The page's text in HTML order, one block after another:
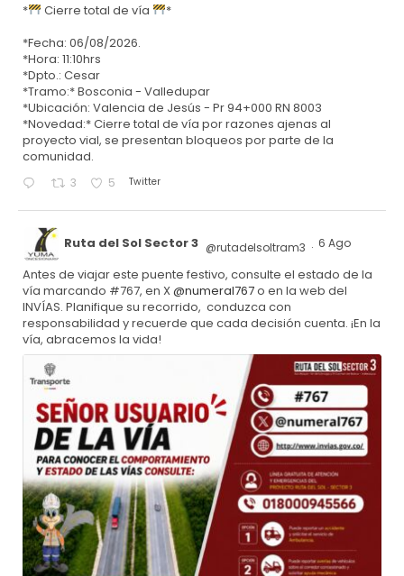
* Cierre total de vía
*
*Fecha: 06/08/2026.
*Hora: 11:10hrs
*Dpto.: Cesar
*Tramo:* Bosconia - Valledupar
*Ubicación: Valencia de Jesús - Pr 94+000 RN 8003
*Novedad:* Cierre total de vía por razones ajenas al
proyecto vial, se presentan bloqueos por parte de la
comunidad.
3 5 Twitter
Ruta del Sol Sector 3 @rutadelsoltram3 · 6 Ago
Antes de viajar este puente festivo, consulte el estado de la
vía marcando #767, en X@numeral767o en la web del
INVÍAS. Planifique su recorrido, conduzca con
responsabilidad y recuerde que cada decisión cuenta. ¡En la
vía, abracemos la vida!